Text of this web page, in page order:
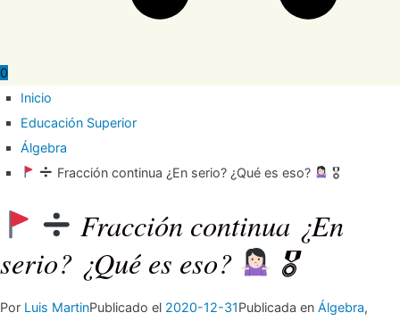
0
Inicio
Educación Superior
Álgebra
Fracción continua ¿En serio? ¿Qué es eso?
🎖
Fracción continua ¿En
serio? ¿Qué es eso?
🎖
Por Luis MartinPublicado el 2020-12-31Publicada en Álgebra,